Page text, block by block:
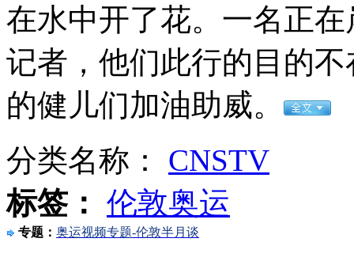
山西运城恶犬咬伤多人 警民合力深夜将其击毙
外交部：反对强权政治霸凌主义
在水中开了花。一名正
记者，他们此行的目的
的健儿们加油助威。
分类名称： CNSTV
标签： 伦敦奥运
专题： 奥运视频专题-伦敦半月谈